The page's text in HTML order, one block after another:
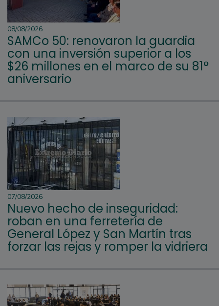
08/08/2026
SAMCo 50: renovaron la guardia
con una inversión superior a los
$26 millones en el marco de su 81°
aniversario
07/08/2026
Nuevo hecho de inseguridad:
roban en una ferretería de
General López y San Martín tras
forzar las rejas y romper la vidriera